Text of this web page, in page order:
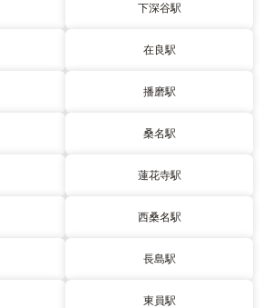
下深谷駅
在良駅
播磨駅
桑名駅
蓮花寺駅
西桑名駅
長島駅
東員駅